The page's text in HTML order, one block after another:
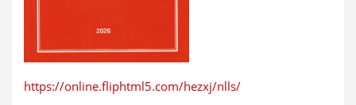
https://online.fliphtml5.com/hezxj/nlls/